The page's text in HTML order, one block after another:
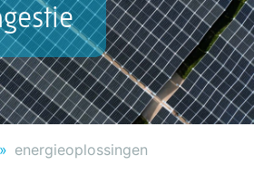
energieoplossingen